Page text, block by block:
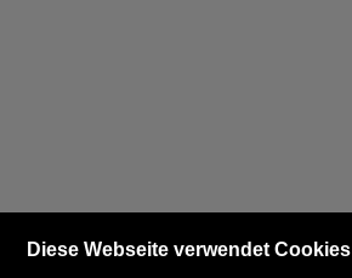
Diese Webseite verwendet Cookies